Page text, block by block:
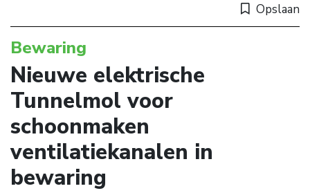
Opslaan
Bewaring
Nieuwe elektrische
Tunnelmol voor
schoonmaken
ventilatiekanalen in
bewaring